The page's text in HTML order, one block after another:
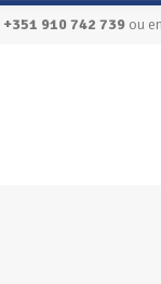
+351 910 742 739 ou